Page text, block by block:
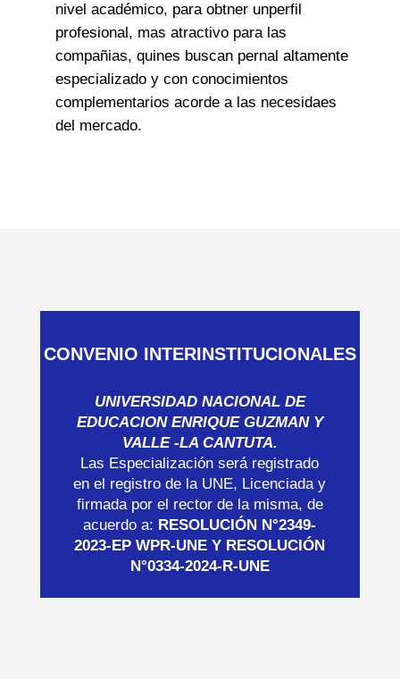
nivel académico, para obtner unperfil
profesional, mas atractivo para las
compañias, quines buscan pernal altamente
especializado y con conocimientos
complementarios acorde a las necesidaes
del mercado.
CONVENIO INTERINSTITUCIONALES
UNIVERSIDAD NACIONAL DE
EDUCACION ENRIQUE GUZMAN Y
VALLE -LA CANTUTA.
Las Especialización será registrado
en el registro de la UNE, Licenciada y
firmada por el rector de la misma, de
acuerdo a: RESOLUCIÓN N°2349-
2023-EP WPR-UNE Y RESOLUCIÓN
N°0334-2024-R-UNE